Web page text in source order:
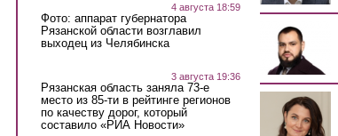
4 августа 18:59
Фото: аппарат губернатора
Рязанской области возглавил
выходец из Челябинска
3 августа 19:36
Рязанская область заняла 73-е
место из 85-ти в рейтинге регионов
по качеству дорог, который
составило «РИА Новости»